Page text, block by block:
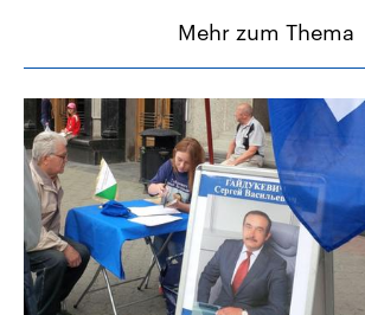
Mehr zum Thema